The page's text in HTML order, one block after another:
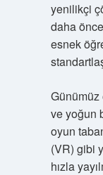
yenilikçi
daha
esnek
Günümüz
ve yoğun
oyun
(VR) gibi
hızla